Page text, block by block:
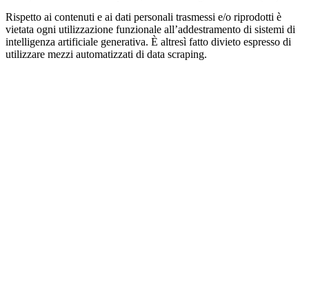
Rispetto ai contenuti e ai dati personali trasmessi e/o riprodotti è
vietata ogni utilizzazione funzionale all’addestramento di sistemi di
intelligenza artificiale generativa. È altresì fatto divieto espresso di
utilizzare mezzi automatizzati di data scraping.